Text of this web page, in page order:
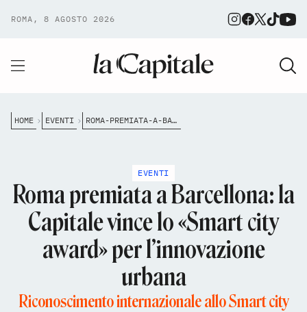
ROMA, 8 AGOSTO 2026
HOME EVENTI ROMA-PREMIATA-A-BARCELLONA-LA-CAPITALE-VINCE-LO-SMART-CITY-AWARD-PER-LINNOVAZIONE-URBANA
EVENTI
Roma premiata a Barcellona: la
Capitale vince lo «Smart city
award» per l’innovazione
urbana
Riconoscimento internazionale allo Smart city